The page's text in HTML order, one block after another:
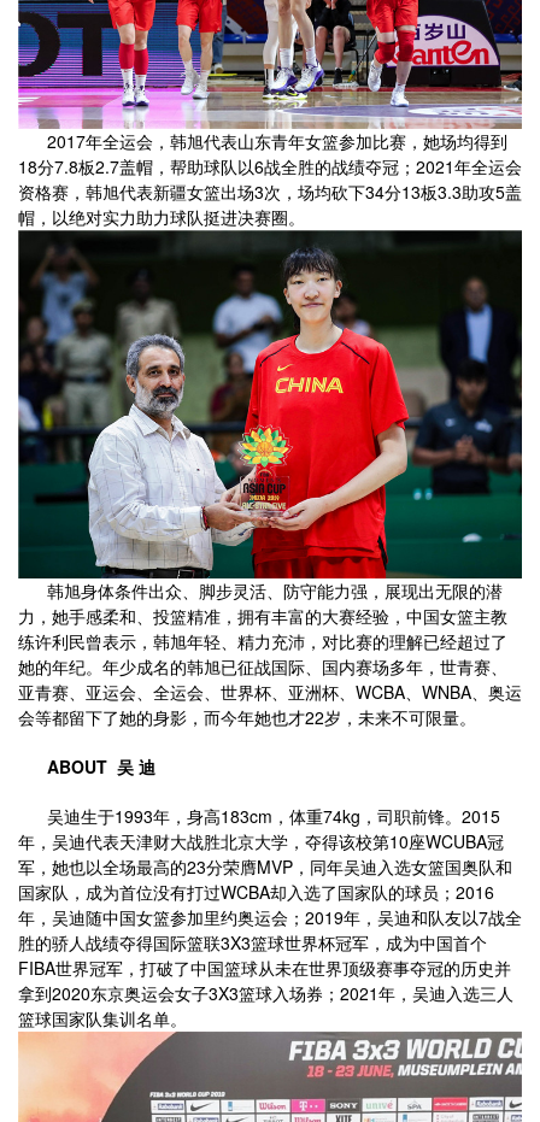
2017年全运会，韩旭代表山东青年女篮参加比赛，她场均得到
18分7.8板2.7盖帽，帮助球队以6战全胜的战绩夺冠；2021年全运会
资格赛，韩旭代表新疆女篮出场3次，场均砍下34分13板3.3助攻5盖
帽，以绝对实力助力球队挺进决赛圈。
韩旭身体条件出众、脚步灵活、防守能力强，展现出无限的潜
力，她手感柔和、投篮精准，拥有丰富的大赛经验，中国女篮主教
练许利民曾表示，韩旭年轻、精力充沛，对比赛的理解已经超过了
她的年纪。年少成名的韩旭已征战国际、国内赛场多年，世青赛、
亚青赛、亚运会、全运会、世界杯、亚洲杯、WCBA、WNBA、奥运
会等都留下了她的身影，而今年她也才22岁，未来不可限量。
ABOUT 吴 迪
吴迪生于1993年，身高183cm，体重74kg，司职前锋。2015
年，吴迪代表天津财大战胜北京大学，夺得该校第10座WCUBA冠
军，她也以全场最高的23分荣膺MVP，同年吴迪入选女篮国奥队和
国家队，成为首位没有打过WCBA却入选了国家队的球员；2016
年，吴迪随中国女篮参加里约奥运会；2019年，吴迪和队友以7战全
胜的骄人战绩夺得国际篮联3X3篮球世界杯冠军，成为中国首个
FIBA世界冠军，打破了中国篮球从未在世界顶级赛事夺冠的历史并
拿到2020东京奥运会女子3X3篮球入场券；2021年，吴迪入选三人
篮球国家队集训名单。